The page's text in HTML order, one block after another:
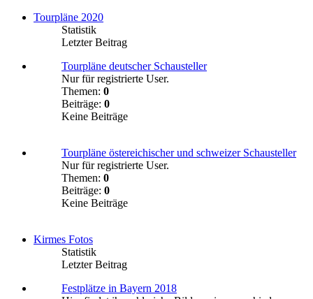
Tourpläne 2020
Statistik
Letzter Beitrag
Tourpläne deutscher Schausteller
Nur für registrierte User.
Themen: 0
Beiträge: 0
Keine Beiträge
Tourpläne östereichischer und schweizer Schausteller
Nur für registrierte User.
Themen: 0
Beiträge: 0
Keine Beiträge
Kirmes Fotos
Statistik
Letzter Beitrag
Festplätze in Bayern 2018